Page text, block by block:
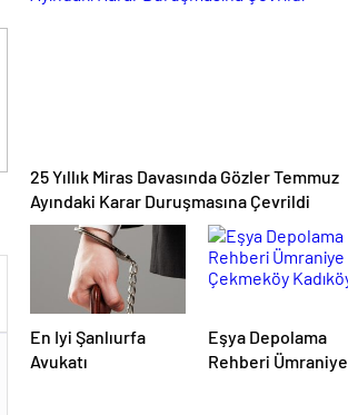
25 Yıllık Miras Davasında Gözler Temmuz
Ayındaki Karar Duruşmasına Çevrildi
En Iyi Şanlıurfa
Avukatı
Eşya Depolama
Rehberi Ümraniye